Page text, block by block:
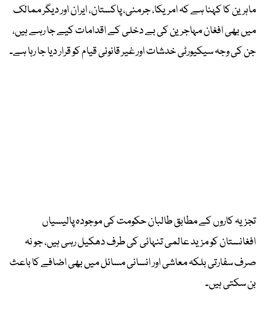
ماہرین کا کہنا ہے کہ امریکا، جرمنی، پاکستان، ایران اور دیگر ممالک
میں بھی افغان مہاجرین کی بے دخلی کے اقدامات کیے جا رہے ہیں،
جن کی وجہ سیکیورٹی خدشات اور غیر قانونی قیام کو قرار دیا جا رہا ہے۔
تجزیہ کاروں کے مطابق طالبان حکومت کی موجودہ پالیسیاں
افغانستان کو مزید عالمی تنہائی کی طرف دھکیل رہی ہیں، جو نہ
صرف سفارتی بلکہ معاشی اور انسانی مسائل میں بھی اضافے کا باعث
بن سکتی ہیں۔